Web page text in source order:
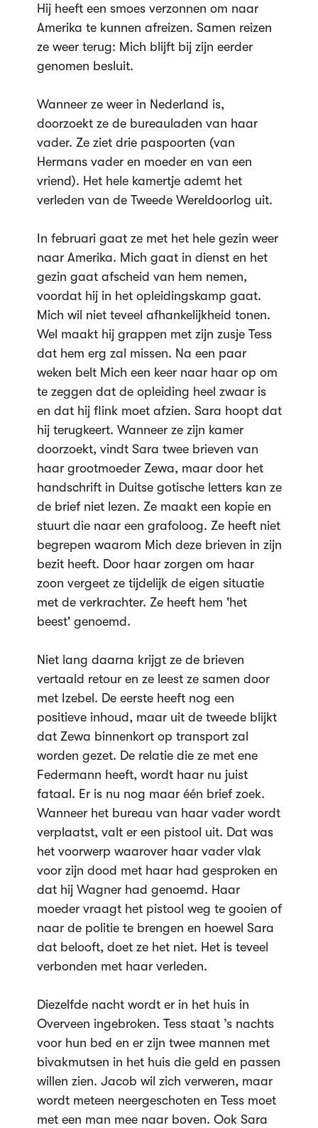
Hij heeft een smoes verzonnen om naar
Amerika te kunnen afreizen. Samen reizen
ze weer terug: Mich blijft bij zijn eerder
genomen besluit.
Wanneer ze weer in Nederland is,
doorzoekt ze de bureauladen van haar
vader. Ze ziet drie paspoorten (van
Hermans vader en moeder en van een
vriend). Het hele kamertje ademt het
verleden van de Tweede Wereldoorlog uit.
In februari gaat ze met het hele gezin weer
naar Amerika. Mich gaat in dienst en het
gezin gaat afscheid van hem nemen,
voordat hij in het opleidingskamp gaat.
Mich wil niet teveel afhankelijkheid tonen.
Wel maakt hij grappen met zijn zusje Tess
dat hem erg zal missen. Na een paar
weken belt Mich een keer naar haar op om
te zeggen dat de opleiding heel zwaar is
en dat hij flink moet afzien. Sara hoopt dat
hij terugkeert. Wanneer ze zijn kamer
doorzoekt, vindt Sara twee brieven van
haar grootmoeder Zewa, maar door het
handschrift in Duitse gotische letters kan ze
de brief niet lezen. Ze maakt een kopie en
stuurt die naar een grafoloog. Ze heeft niet
begrepen waarom Mich deze brieven in zijn
bezit heeft. Door haar zorgen om haar
zoon vergeet ze tijdelijk de eigen situatie
met de verkrachter. Ze heeft hem 'het
beest' genoemd.
Niet lang daarna krijgt ze de brieven
vertaald retour en ze leest ze samen door
met Izebel. De eerste heeft nog een
positieve inhoud, maar uit de tweede blijkt
dat Zewa binnenkort op transport zal
worden gezet. De relatie die ze met ene
Federmann heeft, wordt haar nu juist
fataal. Er is nu nog maar één brief zoek.
Wanneer het bureau van haar vader wordt
verplaatst, valt er een pistool uit. Dat was
het voorwerp waarover haar vader vlak
voor zijn dood met haar had gesproken en
dat hij Wagner had genoemd. Haar
moeder vraagt het pistool weg te gooien of
naar de politie te brengen en hoewel Sara
dat belooft, doet ze het niet. Het is teveel
verbonden met haar verleden.
Diezelfde nacht wordt er in het huis in
Overveen ingebroken. Tess staat ’s nachts
voor hun bed en er zijn twee mannen met
bivakmutsen in het huis die geld en passen
willen zien. Jacob wil zich verweren, maar
wordt meteen neergeschoten en Tess moet
met een man mee naar boven. Ook Sara